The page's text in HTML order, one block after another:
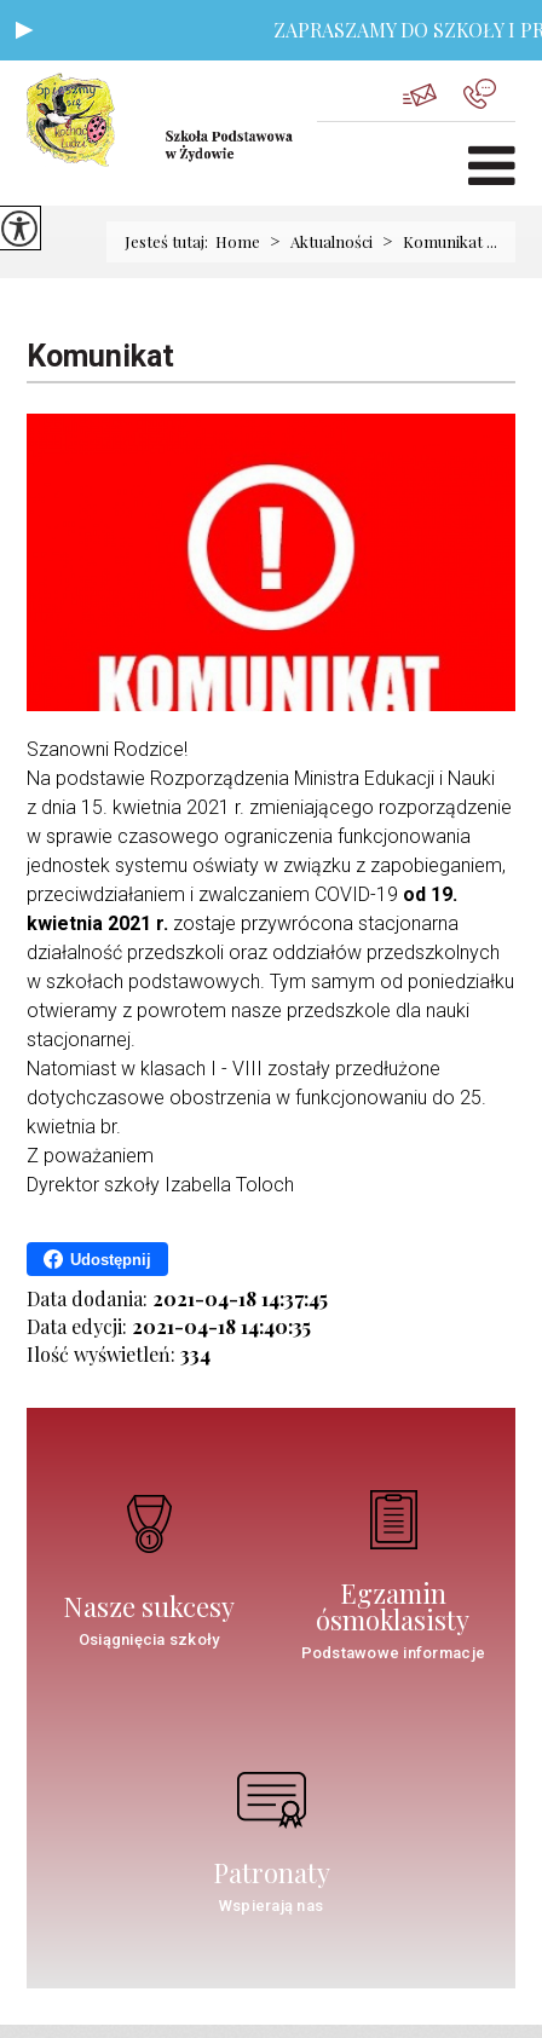
ZAPRASZAMY DO SZKOŁY I
Jesteś tutaj: Home > Aktualności > Komunikat ...
Komunikat
Szanowni Rodzice!
Na podstawie Rozporządzenia Ministra Edukacji i Nauki
z dnia 15. kwietnia 2021 r. zmieniającego rozporządzenie
w sprawie czasowego ograniczenia funkcjonowania
jednostek systemu oświaty w związku z zapobieganiem,
przeciwdziałaniem i zwalczaniem COVID-19 od 19.
kwietnia 2021 r. zostaje przywrócona stacjonarna
działalność przedszkoli oraz oddziałów przedszkolnych
w szkołach podstawowych. Tym samym od poniedziałku
otwieramy z powrotem nasze przedszkole dla nauki
stacjonarnej.
Natomiast w klasach I - VIII zostały przedłużone
dotychczasowe obostrzenia w funkcjonowaniu do 25.
kwietnia br.
Z poważaniem
Dyrektor szkoły Izabella Toloch
Udostępnij
Data dodania: 2021-04-18 14:37:45
Data edycji: 2021-04-18 14:40:35
Ilość wyświetleń:334
Nasze sukcesy
Osiągnięcia szkoły
Egzamin
ósmoklasisty
Podstawowe informacje
Patronaty
Wspierają nas